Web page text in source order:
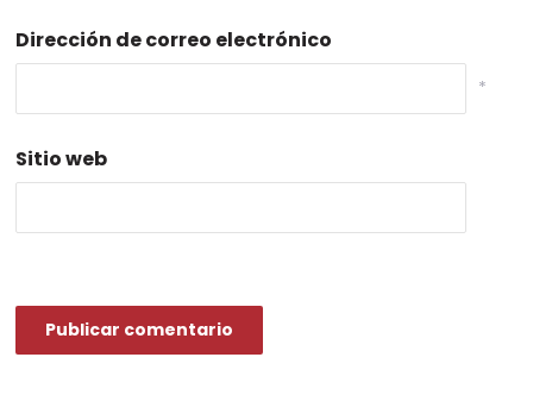
Dirección de correo electrónico
*
Sitio web